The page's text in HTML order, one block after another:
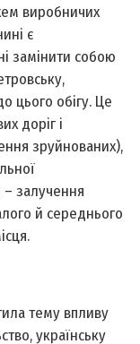
виробничих
є
замінити собою
цього обігу. Це
доріг і
зруйнованих),
залучення
й середнього
тему впливу
українську